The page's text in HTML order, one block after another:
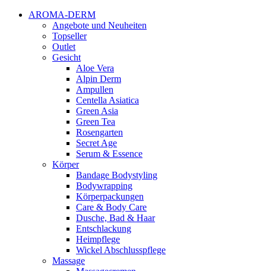
AROMA-DERM
Angebote und Neuheiten
Topseller
Outlet
Gesicht
Aloe Vera
Alpin Derm
Ampullen
Centella Asiatica
Green Asia
Green Tea
Rosengarten
Secret Age
Serum & Essence
Körper
Bandage Bodystyling
Bodywrapping
Körperpackungen
Care & Body Care
Dusche, Bad & Haar
Entschlackung
Heimpflege
Wickel Abschlusspflege
Massage